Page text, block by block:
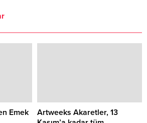
Emek
Artweeks Akaretler, 13